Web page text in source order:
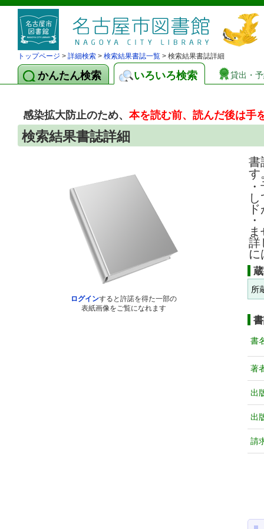
トップページ > 詳細検索 > 検索結果書誌一覧 > 検索結果書誌詳細
かんたん検索 いろいろ検索 貸出・
感染拡大防止のため、本を読む前、読んだ後は手
検索結果書誌詳細
ログインすると許諾を得た一部の
表紙画像をご覧になれます
書
す
詳
に
所
書
著
出
出
請